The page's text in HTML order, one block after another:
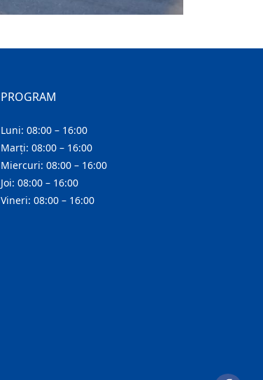
PROGRAM
Luni: 08:00 – 16:00
Marți: 08:00 – 16:00
Miercuri: 08:00 – 16:00
Joi: 08:00 – 16:00
Vineri: 08:00 – 16:00